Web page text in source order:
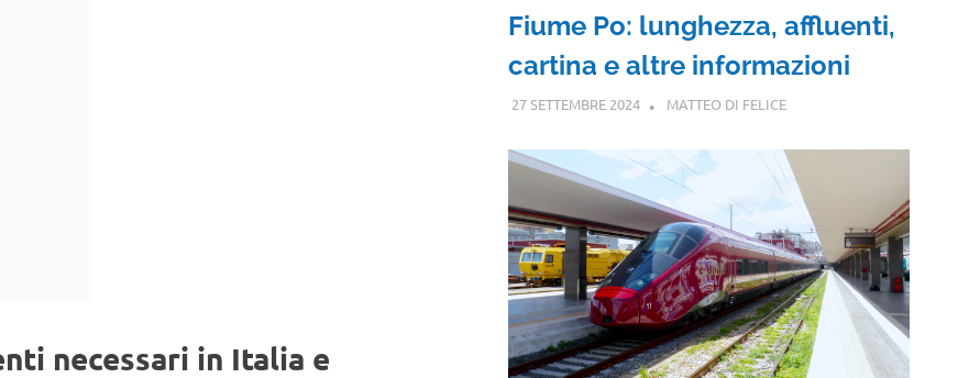
necessari in Italia e
Fiume Po: lunghezza, affluenti,
cartina e altre informazioni
27 SETTEMBRE 2024 MATTEO DI FELICE